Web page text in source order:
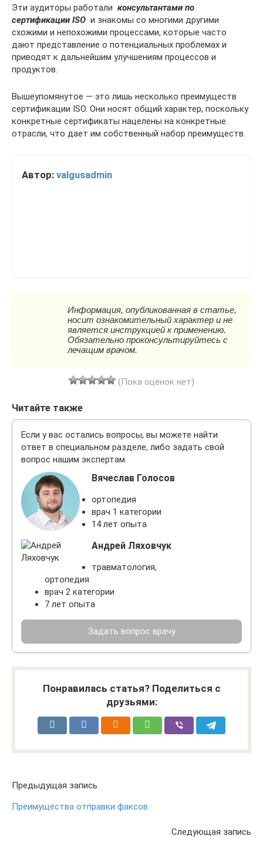
Эти аудиторы работали консультантами по
сертификации ISO и знакомы со многими другими
схожими и непохожими процессами, которые часто
дают представление о потенциальных проблемах и
приводят к дальнейшим улучшениям процессов и
продуктов.
Вышеупомянутое — это лишь несколько преимуществ
сертификации ISO. Они носят общий характер, поскольку
конкретные сертификаты нацелены на конкретные
отрасли, что дает им собственный набор преимуществ.
Автор: valgusadmin
(Пока оценок нет)
Читайте также
Если у вас остались вопросы, вы можете найти
ответ в специальном разделе, либо задать свой
вопрос нашим экспертам.
Вячеслав Голосов
ортопедия
врач 1 категории
14 лет опыта
Андрей Ляховчук
травматология,
ортопедия
врач 2 категории
7 лет опыта
Задать вопрос врачу
Понравилась статья? Поделиться с
друзьями:
Предыдущая запись
Преимущества отправки факсов
Следующая запись